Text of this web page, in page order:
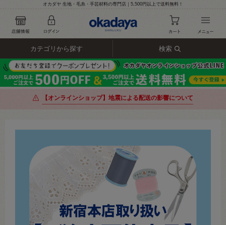
オカダヤ 生地・毛糸・手芸材料の専門店｜5,500円以上で送料無料！
カテゴリから探す 検索
【オンラインショップ】地震による配送の影響について